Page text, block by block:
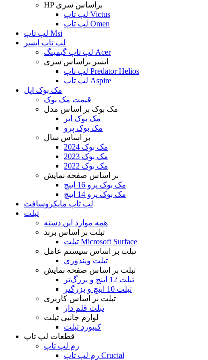
HP براساس سری
لپ تاپ Victus
لپ تاپ Omen
لپ تاپ Msi
لپ تاپ ایسر
لپ تاپ گیمینگ Acer
ایسر براساس سری
لپ تاپ Predator Helios
لپ تاپ Aspire
مک بوک اپل
قیمت مک بوک
مک بوک بر اساس مدل
مک بوک ایر
مک بوک پرو
بر اساس سال
مک بوک 2024
مک بوک 2023
مک بوک 2022
بر اساس صفحه نمایش
مک بوک پرو 16 اینچ
مک بوک پرو 14 اینچ
لپ تاپ مایکروسافت
تبلت
همه موارد این دسته
تبلت بر اساس برند
تبلت Microsoft Surface
تبلت بر اساس سیستم عامل
تبلت ویندوزی
تبلت بر اساس صفحه نمایش
تبلت 12 اینچ و بزرگ‌تر
تبلت 10 اینچ و بزرگتر
تبلت بر اساس کاربری
تبلت قلم دار
لوازم جانبی تبلت
کیبورد تبلت
قطعات لپ تاپ
رم لپ تاپ
رم لپ تاپ Crucial